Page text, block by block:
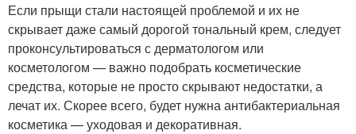
Если прыщи стали настоящей проблемой и их не
скрывает даже самый дорогой тональный крем, следует
проконсультироваться с дерматологом или
косметологом — важно подобрать косметические
средства, которые не просто скрывают недостатки, а
лечат их. Скорее всего, будет нужна антибактериальная
косметика — уходовая и декоративная.